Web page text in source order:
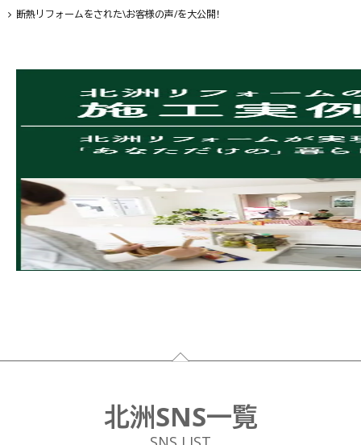
断熱リフォームをされた\お客様の声/を大公開！
フッター
北洲SNS一覧